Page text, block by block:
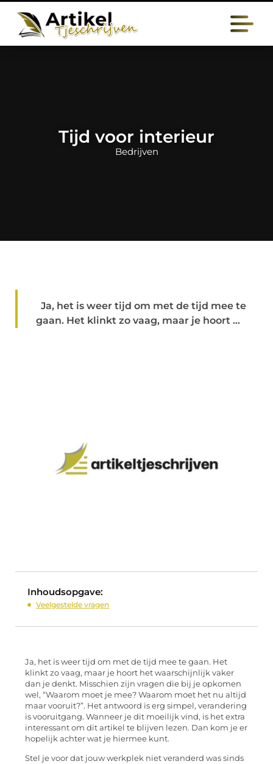
Tijd voor interieur
Bedrijven
Ja, het is weer tijd om met de tijd mee te
gaan. Het klinkt zo vaag, maar je hoort ...
Inhoudsopgave:
Veelgestelde vragen
Ja, het is weer tijd om met de tijd mee te gaan. Het
klinkt zo vaag, maar je hoort het waarschijnlijk vaker
dan je denkt. Misschien zijn vragen die bij je opkomen
wel, “Waarom moet je mee? Waarom moet het nu altijd
maar vooruit?”. Het antwoord is erg simpel, verandering
is vooruitgang. Wanneer je dit moeilijk vind, is het extra
interessant om dit artikel te blijven lezen. Dan kom je er
hopelijk achter wat je hiermee kunt.
Stel je voor dat jouw werkplek niet veranderd was sinds